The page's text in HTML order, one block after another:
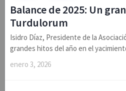
Balance de 2025: Un
Turdulorum
Isidro Díaz, Presidente de la
grandes hitos del año en el
enero 3, 2026